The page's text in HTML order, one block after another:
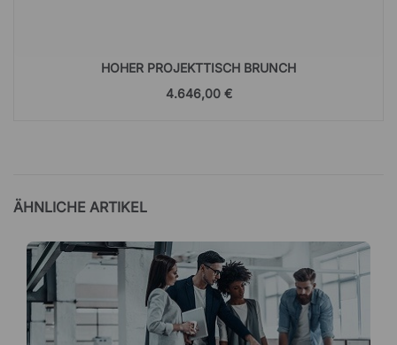
HOHER PROJEKTTISCH BRUNCH
4.646,00 €
ÄHNLICHE ARTIKEL